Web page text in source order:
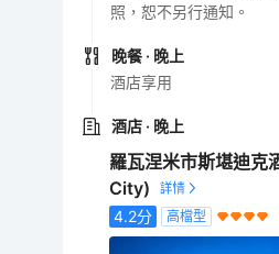
照，恕不另行通知。
晚餐 · 晚上
酒店享用
酒店 · 晚上
羅瓦涅米市斯堪迪
City)
4.2分 高檔型